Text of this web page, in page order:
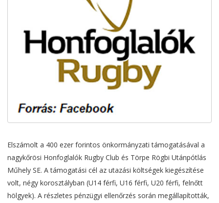
Elszámolt a 400 ezer forintos önkormányzati támogatásával a
nagykőrösi Honfoglalók Rugby Club és Törpe Rögbi Utánpótlás
Műhely SE. A támogatási cél az utazási költségek kiegészítése
volt, négy korosztályban (U14 férfi, U16 férfi, U20 férfi, felnőtt
hölgyek). A részletes pénzügyi ellenőrzés során megállapították,